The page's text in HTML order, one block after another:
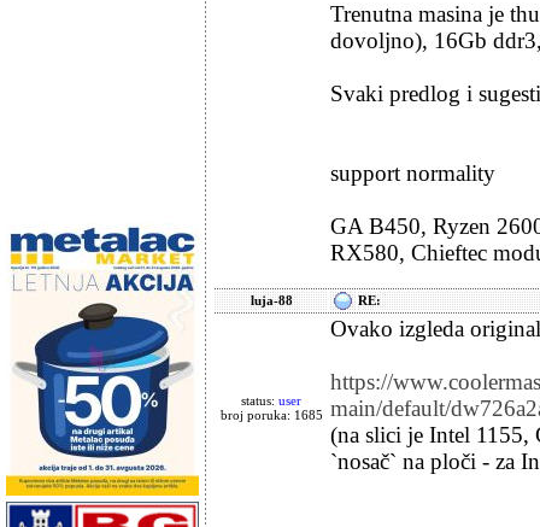
Trenutna masina je
dovoljno), 16Gb
Svaki predlog i
support normality
GA B450, Ryzen
RX580, Chieftec
luja-88 RE:
status: user
broj poruka: 1685
Ovako izgleda
https://
main/default/
(na slici je Intel 1155,
`nosač` na ploči - za